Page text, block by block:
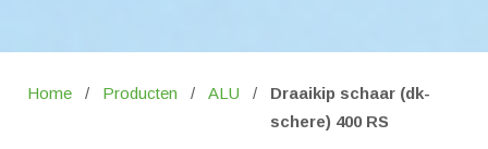
Home / Producten / ALU / Draaikip schaar (dk-
schere) 400 RS